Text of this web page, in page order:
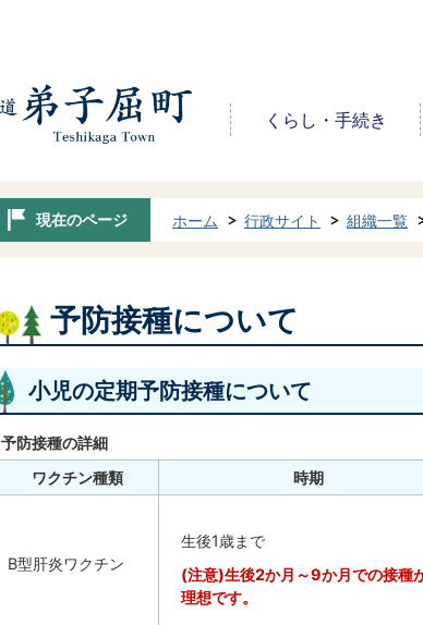
くらし・手続き
現在のページ ホーム 行政サイト 組織一覧
予防接種について
小児の定期予防接種について
予防接種の詳細
ワクチン種類
時期
B型肝炎ワクチン
生後1歳まで
(注意)生後2か月～9か月での接種
理想です。